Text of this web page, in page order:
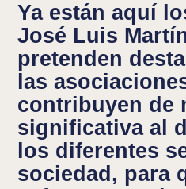
Ya están aquí
José Luis
pretenden
las
contribuyen de
significativa al
los diferentes
sociedad, para